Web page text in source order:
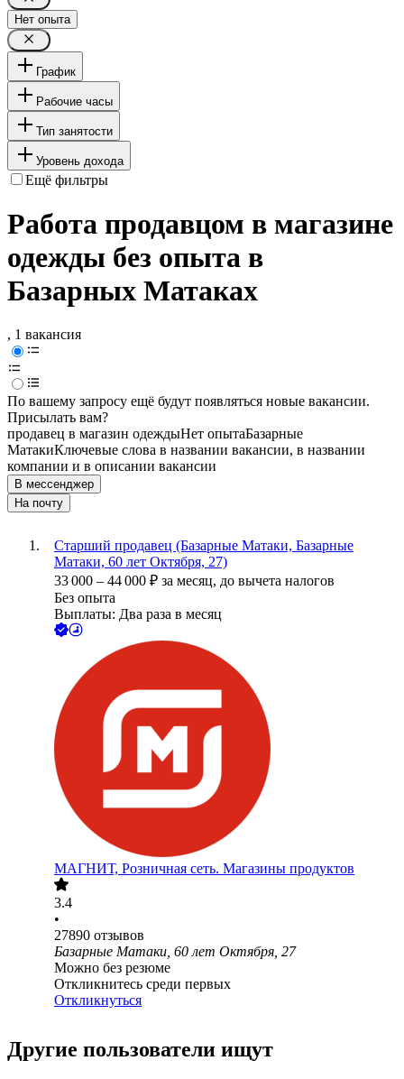
Нет опыта
График
Рабочие часы
Тип занятости
Уровень дохода
Ещё фильтры
Работа продавцом в магазине
одежды без опыта в
Базарных Матаках
, 1 вакансия
По вашему запросу ещё будут появляться новые вакансии.
Присылать вам?
продавец в магазин одеждыНет опытаБазарные
МатакиКлючевые слова в названии вакансии, в названии
компании и в описании вакансии
В мессенджер
На почту
Старший продавец (Базарные Матаки, Базарные
Матаки, 60 лет Октября, 27)
33 000 – 44 000 ₽ за месяц, до вычета налогов
Без опыта
Выплаты: Два раза в месяц
МАГНИТ, Розничная сеть. Магазины продуктов
3.4
•
27890 отзывов
Базарные Матаки, 60 лет Октября, 27
Можно без резюме
Откликнитесь среди первых
Откликнуться
Другие пользователи ищут